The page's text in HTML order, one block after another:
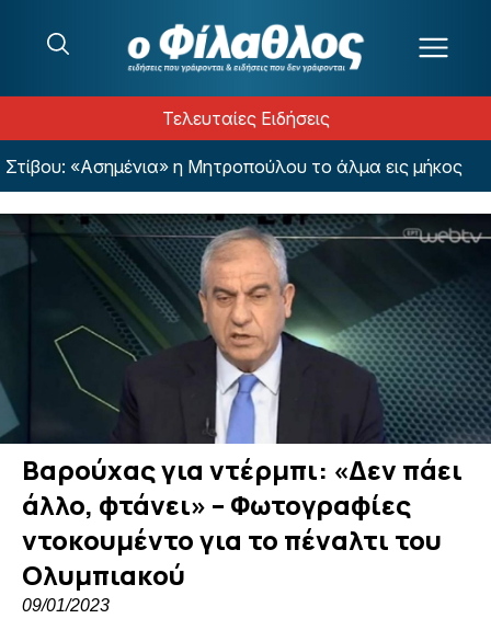
Τελευταίες Ειδήσεις
«Ασημένια» η Μητροπούλου το άλμα εις μήκος
Βαρούχας για ντέρμπι: «Δεν πάει
άλλο, φτάνει» – Φωτογραφίες
ντοκουμέντο για το πέναλτι του
Ολυμπιακού
09/01/2023